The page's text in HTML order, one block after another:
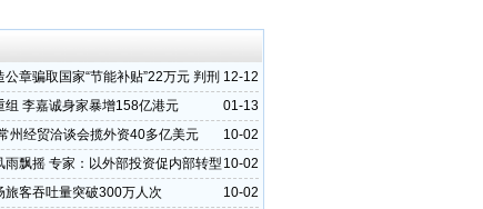
12-12
章骗取国家“节能补贴”22万元 判刑
01-13
组 李嘉诚身家暴增158亿港元
10-02
州经贸洽谈会揽外资40多亿美元
10-02
雨飘摇 专家：以外部投资促内部转型
10-02
旅客吞吐量突破300万人次